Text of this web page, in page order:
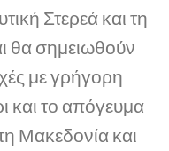
Στερεά και τη
θα σημειωθούν
με γρήγορη
και το απόγευμα
Μακεδονία και